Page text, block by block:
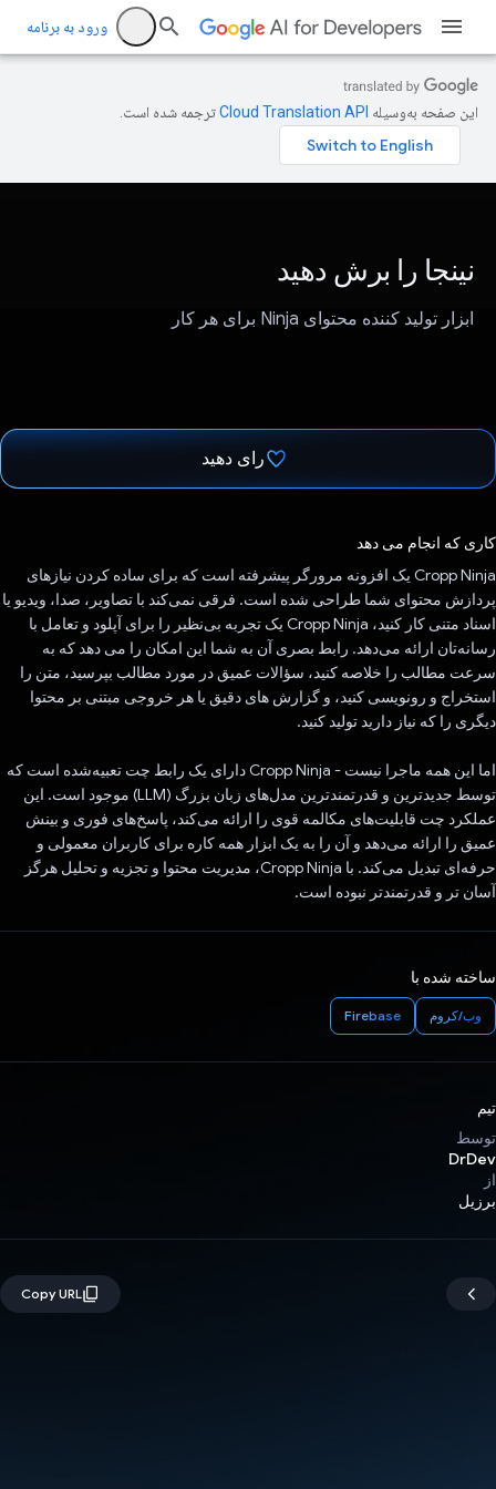
ورود به برنامه
این صفحه به‌وسیله ترجمه شده است.
نینجا را برش دهید
ابزار تولید کننده محتوای Ninja برای هر کار
رای دهید
کاری که انجام می دهد
Cropp Ninja یک افزونه مرورگر پیشرفته است که برای ساده کردن نیازهای
پردازش محتوای شما طراحی شده است. فرقی نمی‌کند با تصاویر، صدا، ویدیو یا
اسناد متنی کار کنید، Cropp Ninja یک تجربه بی‌نظیر را برای آپلود و تعامل با
رسانه‌تان ارائه می‌دهد. رابط بصری آن به شما این امکان را می دهد که به
سرعت مطالب را خلاصه کنید، سؤالات عمیق در مورد مطالب بپرسید، متن را
استخراج و رونویسی کنید، و گزارش های دقیق یا هر خروجی مبتنی بر محتوا
دیگری را که نیاز دارید تولید کنید.
اما این همه ماجرا نیست - Cropp Ninja دارای یک رابط چت تعبیه‌شده است که
توسط جدیدترین و قدرتمندترین مدل‌های زبان بزرگ (LLM) موجود است. این
عملکرد چت قابلیت‌های مکالمه قوی را ارائه می‌کند، پاسخ‌های فوری و بینش
عمیق را ارائه می‌دهد و آن را به یک ابزار همه کاره برای کاربران معمولی و
حرفه‌ای تبدیل می‌کند. با Cropp Ninja، مدیریت محتوا و تجزیه و تحلیل هرگز
آسان تر و قدرتمندتر نبوده است.
ساخته شده با
وب/کروم Firebase
تیم
توسط
DrDev
از
برزیل